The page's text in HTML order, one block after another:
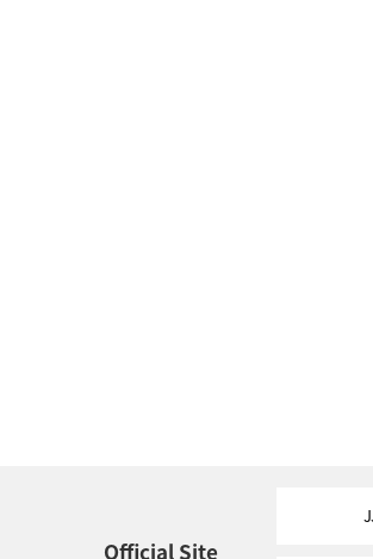
Official Site